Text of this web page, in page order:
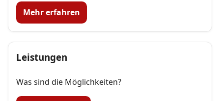
Mehr erfahren
Leistungen
Was sind die Möglichkeiten?